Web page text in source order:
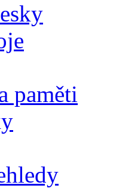
paměti